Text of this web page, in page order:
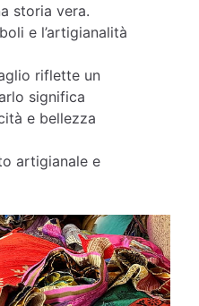
storia vera.
e l’artigianalità
riflette un
significa
e bellezza
artigianale e